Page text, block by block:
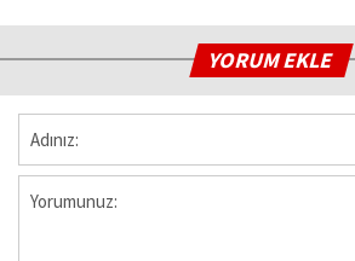
YORUM EKLE